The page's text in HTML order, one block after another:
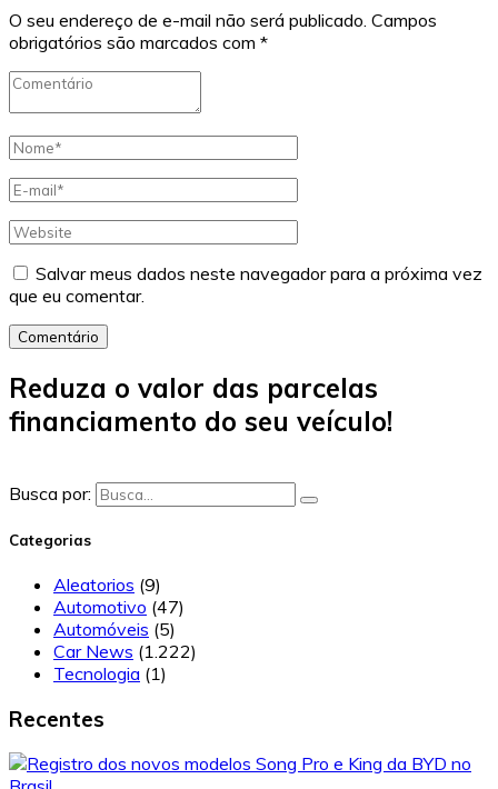
O seu endereço de e-mail não será publicado. Campos
obrigatórios são marcados com *
Salvar meus dados neste navegador para a próxima vez
que eu comentar.
Comentário
Reduza o valor das parcelas
financiamento do seu veículo!
Busca por:
Categorias
Aleatorios (9)
Automotivo (47)
Automóveis (5)
Car News (1.222)
Tecnologia (1)
Recentes